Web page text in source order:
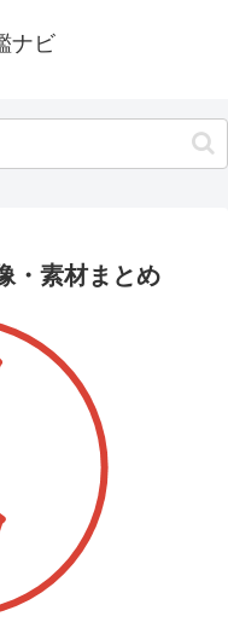
ナビ
・素材まとめ